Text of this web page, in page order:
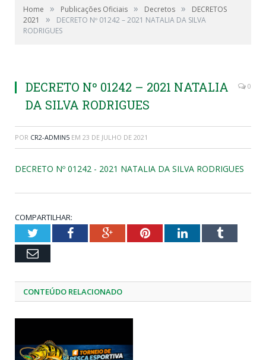
Home » Publicações Oficiais » Decretos »
DECRETOS
2021
»
DECRETO Nº 01242 – 2021 NATALIA DA SILVA
RODRIGUES
DECRETO Nº 01242 – 2021 NATALIA
DA SILVA RODRIGUES
0
POR CR2-ADMIN5 EM 23 DE JULHO DE 2021
DECRETO Nº 01242 - 2021 NATALIA DA SILVA RODRIGUES
COMPARTILHAR:
TwitterFacebookGoogle+PinterestLinkedInTumblr
Email
CONTEÚDO RELACIONADO